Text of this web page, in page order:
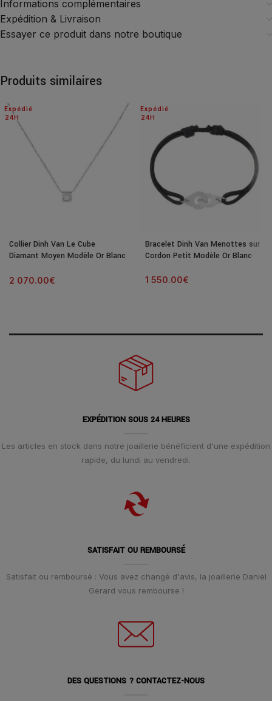
Informations complémentaires
Expédition & Livraison
Essayer ce produit dans notre boutique
Produits similaires
24H
Expédié
Collier Dinh Van Le Cube
Diamant Moyen Modèle Or Blanc
2 070.00€
24H
Expédié
Bracelet Dinh Van Menottes sur
Cordon Petit Modèle Or Blanc
1 550.00€
EXPÉDITION SOUS 24 HEURES
Les articles en stock dans notre joaillerie bénéficient d'une expédition
rapide, du lundi au vendredi.
SATISFAIT OU REMBOURSÉ
Satisfait ou remboursé : Vous avez changé d'avis, la joaillerie Daniel
Gerard vous rembourse !
DES QUESTIONS ? CONTACTEZ-NOUS